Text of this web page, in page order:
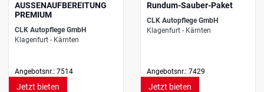
AUSSENAUFBEREITUNG
PREMIUM
CLK Autopflege GmbH
Klagenfurt - Kärnten
Angebotsnr.: 7514
Jetzt bieten
Rundum-Sauber-Paket
CLK Autopflege GmbH
Klagenfurt - Kärnten
Angebotsnr.: 7429
Jetzt bieten